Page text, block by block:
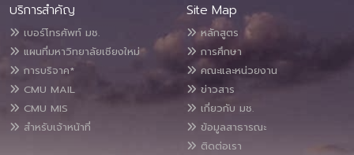
บริการสำคัญ
เบอร์โทรศัพท์ มช.
แผนที่มหาวิทยาลัยเชียงใหม่
การบริจาค*
CMU MAIL
CMU MIS
สำหรับเจ้าหน้าที่
Site Map
หลักสูตร
การศึกษา
คณะและหน่วยงาน
ข่าวสาร
เกี่ยวกับ มช.
ข้อมูลสาธารณะ
ติดต่อเรา